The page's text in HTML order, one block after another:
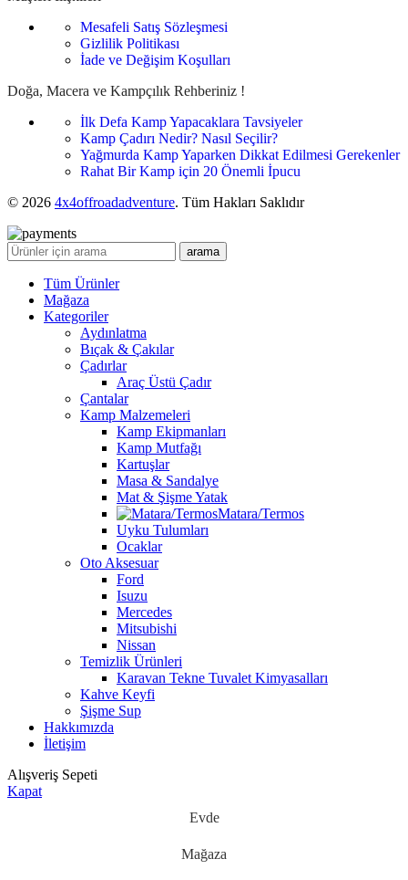
Mesafeli Satış Sözleşmesi
Gizlilik Politikası
İade ve Değişim Koşulları
Doğa, Macera ve Kampçılık Rehberiniz !
İlk Defa Kamp Yapacaklara Tavsiyeler
Kamp Çadırı Nedir? Nasıl Seçilir?
Yağmurda Kamp Yaparken Dikkat Edilmesi Gerekenler
Rahat Bir Kamp için 20 Önemli İpucu
© 2026 4x4offroadadventure. Tüm Hakları Saklıdır
arama
Tüm Ürünler
Mağaza
Kategoriler
Aydınlatma
Bıçak & Çakılar
Çadırlar
Araç Üstü Çadır
Çantalar
Kamp Malzemeleri
Kamp Ekipmanları
Kamp Mutfağı
Kartuşlar
Masa & Sandalye
Mat & Şişme Yatak
Matara/Termos
Uyku Tulumları
Ocaklar
Oto Aksesuar
Ford
Isuzu
Mercedes
Mitsubishi
Nissan
Temizlik Ürünleri
Karavan Tekne Tuvalet Kimyasalları
Kahve Keyfi
Şişme Sup
Hakkımızda
İletişim
Alışveriş Sepeti
Kapat
Evde
Mağaza